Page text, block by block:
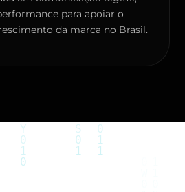
para apoiar o
da marca no Brasil.